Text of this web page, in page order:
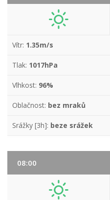
Vítr: 1.35m/s
Tlak: 1017hPa
Vlhkost: 96%
Oblačnost: bez mraků
Srážky [3h]: beze srážek
08:00